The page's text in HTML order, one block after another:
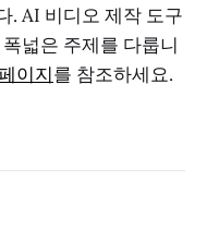
. AI 비디오 제작 도구
넓은 주제를 다룹니
이지를 참조하세요.